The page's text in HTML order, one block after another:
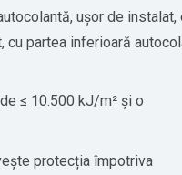
ușor de
partea inferioară
≤ 10.500 kJ/m² și o
protecția împotriva